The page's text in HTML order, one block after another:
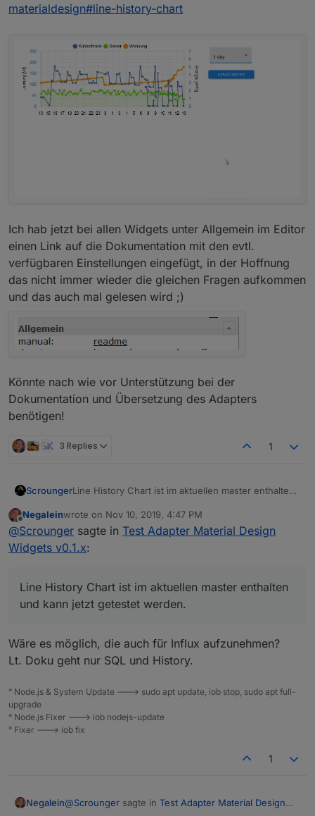
materialdesign#line-history-chart
Ich hab jetzt bei allen Widgets unter Allgemein im Editor
einen Link auf die Dokumentation mit den evtl.
verfügbaren Einstellungen eingefügt, in der Hoffnung
das nicht immer wieder die gleichen Fragen aufkommen
und das auch mal gelesen wird ;)
Könnte nach wie vor Unterstützung bei der
Dokumentation und Übersetzung des Adapters
benötigen!
3 Replies 1
ScroungerLine History Chart ist im aktuellen master enthalten
Einstellungen sind hier beschrieben:
https://github.com/Scrounger/ioBroker.vis-
materialdesign#line-history-chart
Ich hab jetzt bei allen Widgets unter Allgemein im
Editor einen Link auf die Dokumentation mit den
Hoffnung das nicht immer wieder die gleichen
Dokumentation und Übersetzung des Adapters
Offline
Negaleinwrote on Nov 10, 2019, 4:47 PM
last edited by
@Scrounger sagte in Test Adapter Material Design
Widgets v0.1.x:
Line History Chart ist im aktuellen master enthalten
und kann jetzt getestet werden.
Wäre es möglich, die auch für Influx aufzunehmen?
Lt. Doku geht nur SQL und History.
° Node.js & System Update ---> sudo apt update, iob stop, sudo apt full-
upgrade
° Node.js Fixer ---> iob nodejs-update
° Fixer ---> iob fix
1
Negalein@Scrounger sagte in Test Adapter Material Design